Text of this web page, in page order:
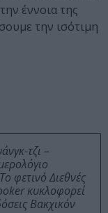
έννοια της
την ισότιμη
τζι –
φετινό Διεθνές
κυκλοφορεί
Βακχικόν